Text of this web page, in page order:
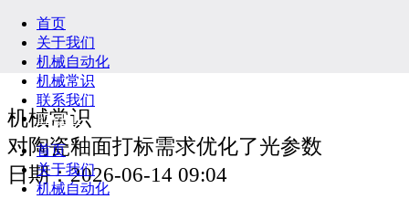
首页
关于我们
机械自动化
机械常识
联系我们
English
首页
关于我们
机械自动化
机械常识
对陶瓷釉面打标需求优化了光参数
日期：2026-06-14 09:04